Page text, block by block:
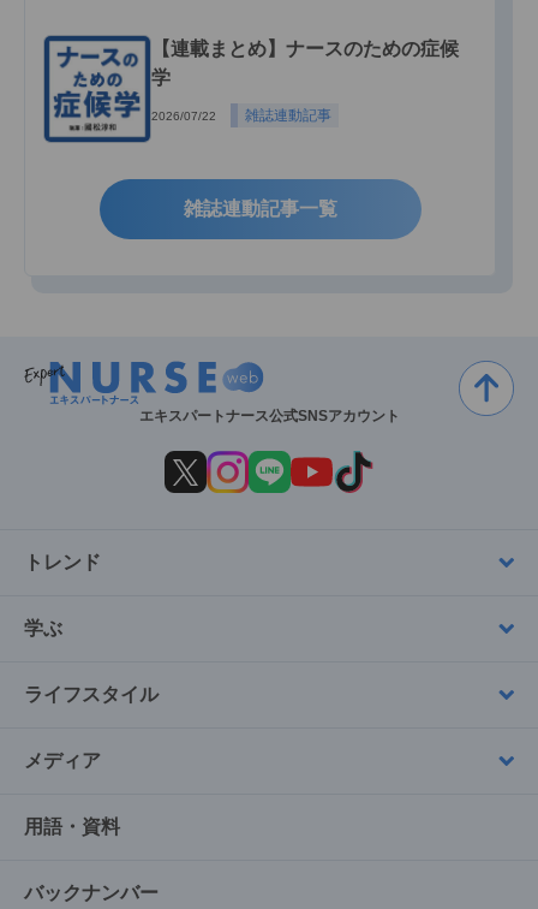
【連載まとめ】ナースのための症候
学
2026/07/22 雑誌連動記事
雑誌連動記事一覧
エキスパートナース公式SNSアカウント
トレンド
学ぶ
ライフスタイル
メディア
用語・資料
バックナンバー